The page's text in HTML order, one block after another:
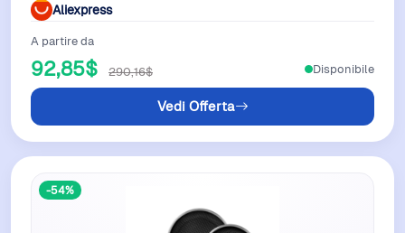
Aliexpress
A partire da
92,85$ 290,16$
Vedi Offerta
Disponibile
-54%